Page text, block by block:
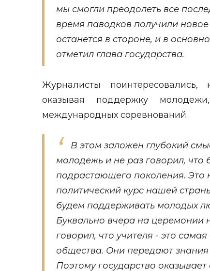
мы смогли преодолеть все
время паводков получили
останется в стороне, и в
отметил глава государства.
Журналисты
оказывая поддержку
международных соревнований.
В этом заложен глубокий
молодежь и не раз говорил, что
подрастающего поколения. Это
политический курс нашей
будем поддерживать молодых
Буквально вчера на церемонии
говорил, что учителя - это
общества. Они передают
Поэтому государство